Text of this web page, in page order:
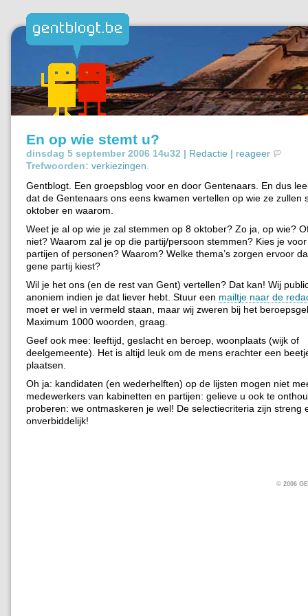
En op wie stemt u?
dinsdag 5 september 2006 14u32 | Redactie | reageer
Trefwoorden: verkiezingen
Gentblogt. Een groepsblog voor en door Gentenaars. En dus
dat de Gentenaars ons eens kwamen vertellen op wie ze zullen
oktober en waarom.
Weet je al op wie je zal stemmen op 8 oktober? Zo ja, op wie?
niet? Waarom zal je op die partij/persoon stemmen? Kies je voor
partijen of personen? Waarom? Welke thema’s zorgen ervoor
gene partij kiest?
Wil je het ons (en de rest van Gent) vertellen? Dat kan! Wij
anoniem indien je dat liever hebt. Stuur een mailtje naar de
moet er wel in vermeld staan, maar wij zweren bij het
Maximum 1000 woorden, graag.
Geef ook mee: leeftijd, geslacht en beroep, woonplaats (wijk of
deelgemeente). Het is altijd leuk om de mens erachter een
plaatsen.
Oh ja: kandidaten (en wederhelften) op de lijsten mogen niet
medewerkers van kabinetten en partijen: gelieve u ook te
proberen: we ontmaskeren je wel! De selectiecriteria zijn streng
onverbiddelijk!
© 2006